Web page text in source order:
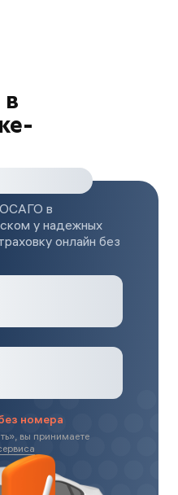
ОСАГО в
у надежных
онлайн без
номера
», вы принимаете